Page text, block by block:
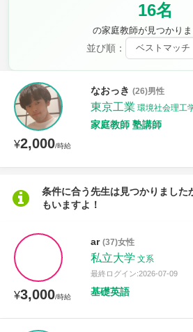
16名
の家庭教師が見つかりま
並び順：
¥2,000/時給
なおっき (26)男性
東京工業 環境社会理工
家庭教師 塾講師
条件に合う先生は見つかりました
もいますよ！
¥3,000/時給
ar (37)女性
私立大学 文系
最終ログイン:2026-07-09
基礎英語
図画工作
時給：¥1,000 ～ ¥10,000
授業可能日
所属大学
年齢：18-101歳
性別